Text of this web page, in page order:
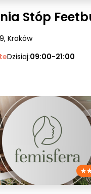
Stóp
, Kraków
Dzisiaj:09:00-21:00